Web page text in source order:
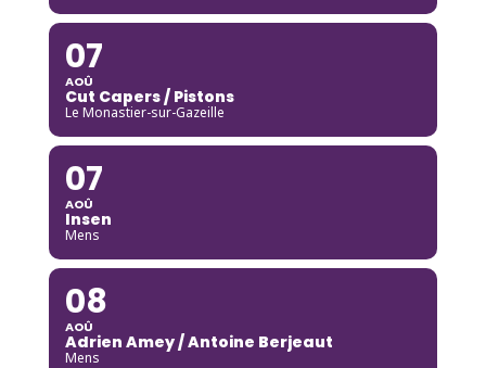
07
AOÛ
Cut Capers / Pistons
Le Monastier-sur-Gazeille
07
AOÛ
Insen
Mens
08
AOÛ
Adrien Amey / Antoine Berjeaut
Mens